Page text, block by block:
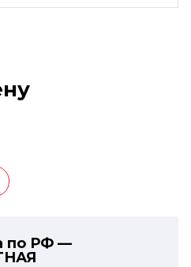
по РФ —